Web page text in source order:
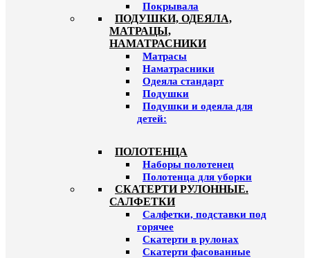
Покрывала
ПОДУШКИ, ОДЕЯЛА,
МАТРАЦЫ,
НАМАТРАСНИКИ
Матрасы
Наматрасники
Одеяла стандарт
Подушки
Подушки и одеяла для
детей:
ПОЛОТЕНЦА
Наборы полотенец
Полотенца для уборки
СКАТЕРТИ РУЛОННЫЕ.
САЛФЕТКИ
Салфетки, подставки под
горячее
Скатерти в рулонах
Скатерти фасованные